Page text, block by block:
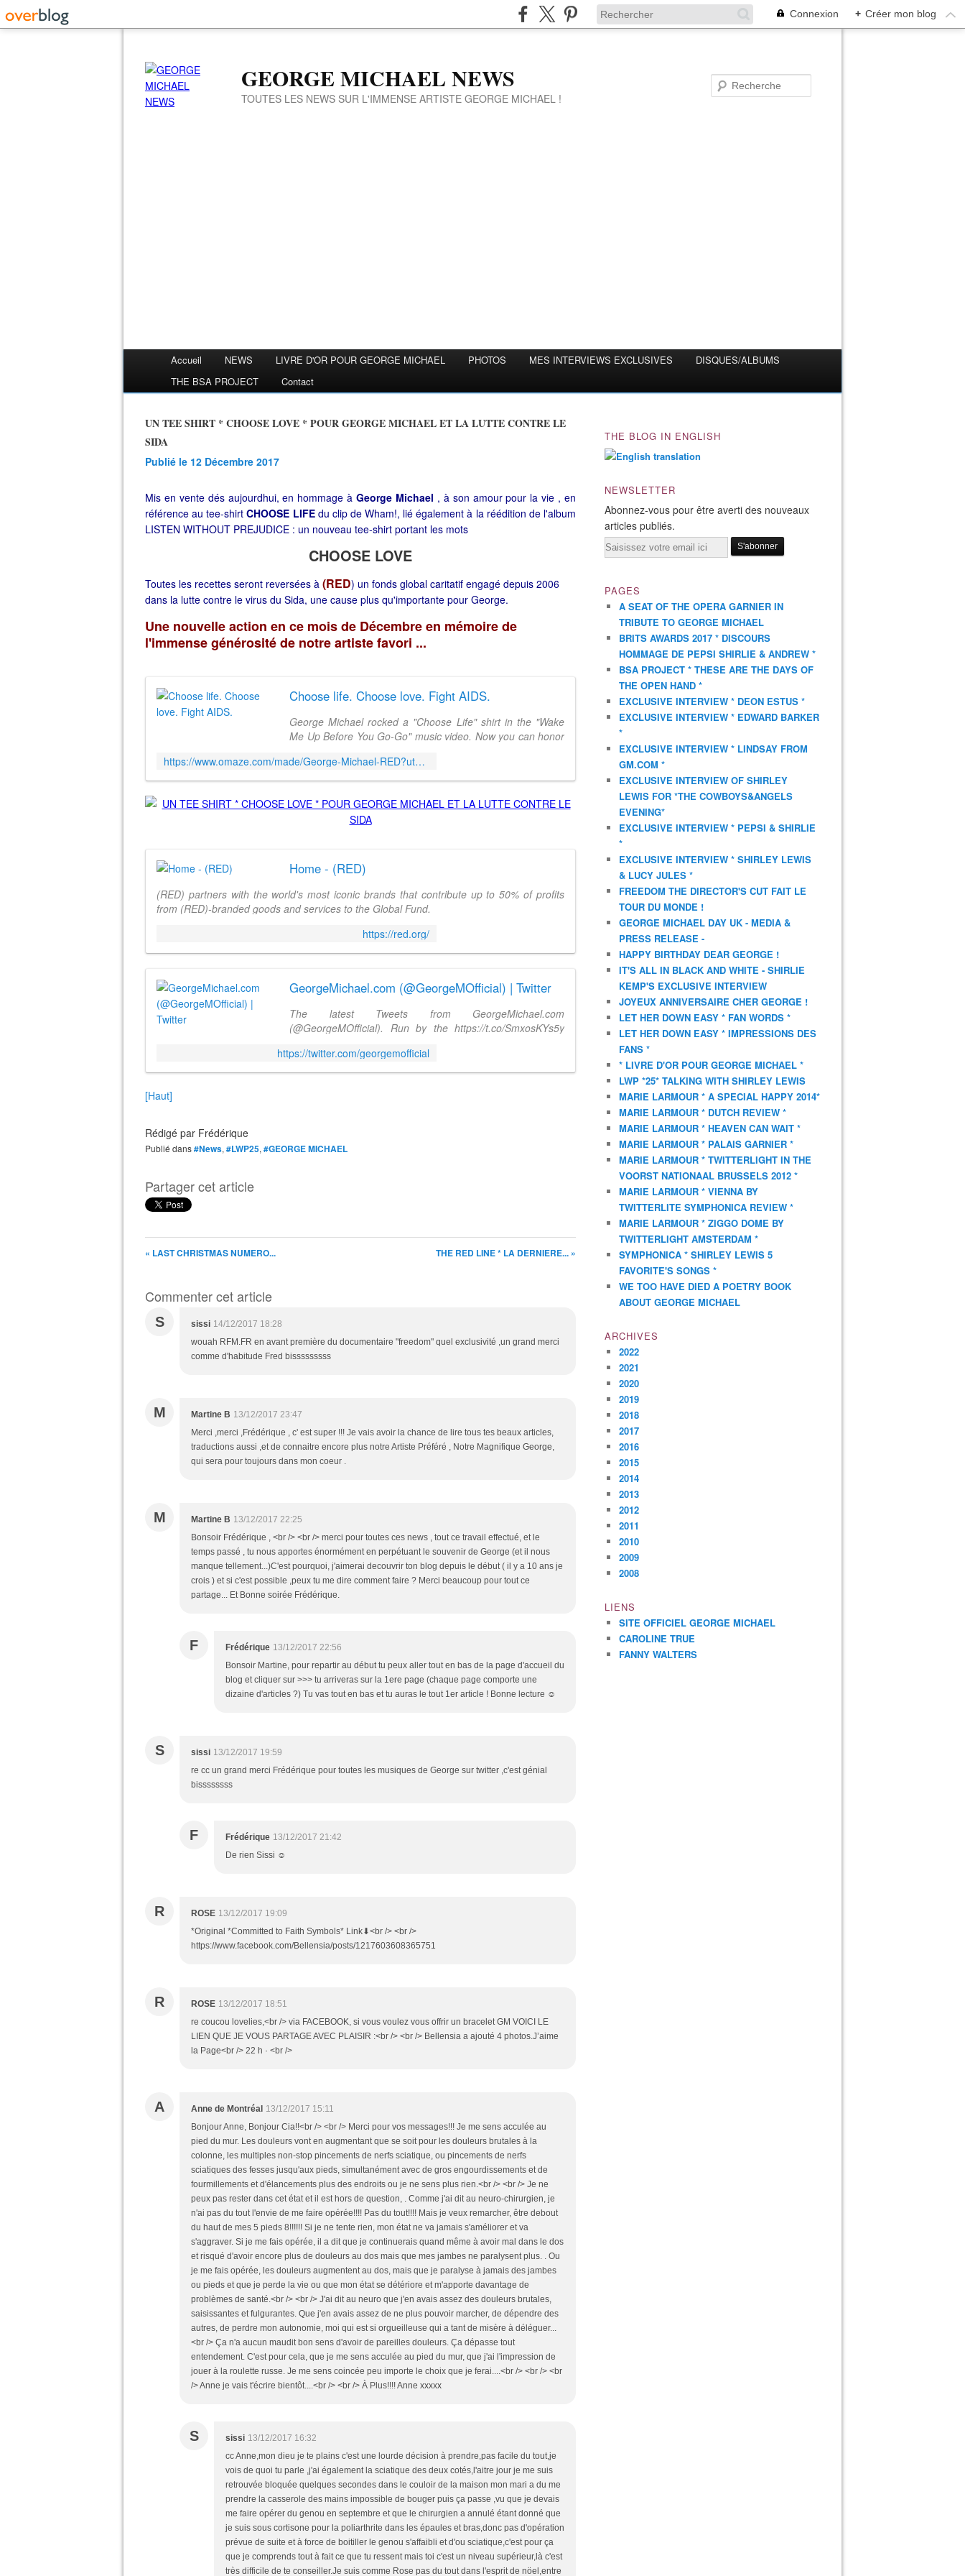
Connexion + Créer mon blog
GEORGE MICHAEL NEWS
TOUTES LES NEWS SUR L'IMMENSE ARTISTE GEORGE MICHAEL !
Accueil NEWS LIVRE D'OR POUR GEORGE MICHAEL PHOTOS MES INTERVIEWS EXCLUSIVES
DISQUES/ALBUMS
THE BSA PROJECT
Contact
UN TEE SHIRT * CHOOSE LOVE * POUR GEORGE MICHAEL ET LA LUTTE CONTRE LE
SIDA
Publié le 12 Décembre 2017
Mis en vente dés aujourdhui, en hommage àGeorge Michael , à son amour pour la vie , en
référence au tee-shirtCHOOSE LIFE du clip de Wham!, lié également à la réédition de l'album
LISTEN WITHOUT PREJUDICE : un nouveau tee-shirt portant les mots
CHOOSE LOVE
Toutes les recettes seront reversées à (RED) un fonds global caritatif engagé depuis 2006
dans la lutte contre le virus du Sida, une cause plus qu'importante pour George.
Une nouvelle action en ce mois de Décembre en mémoire de
l'immense générosité de notre artiste favori ...
Choose life. Choose love. Fight AIDS.
George Michael rocked a "Choose Life" shirt in the "Wake
Me Up Before You Go-Go" music video. Now you can honor
while supporting (RED)'s fight
https://www.omaze.com/made/George-Michael-RED?utm_source=twitter.com&utm_medium=social&utm_content=GeorgeMichael&utm_campaign=made.george-michael-red&utm_term=LaunchPhoto&oa_h=jb72uo
Home - (RED)
(RED) partners with the world's most iconic brands that contribute up to 50% of profits
from (RED)-branded goods and services to the Global Fund.
https://red.org/
GeorgeMichael.com (@GeorgeMOfficial) | Twitter
The latest Tweets from GeorgeMichael.com
(@GeorgeMOfficial). Run by the https://t.co/SmxosKYs5y
https://twitter.com/georgemofficial
[Haut]
Rédigé par Frédérique
Publié dans#News, #LWP25, #GEORGE MICHAEL
Partager cet article
« LAST CHRISTMAS NUMERO... THE RED LINE * LA DERNIERE... »
Commenter cet article
S sissi 14/12/2017 18:28
wouah RFM.FR en avant première du documentaire "freedom" quel exclusivité ,un grand merci
comme d'habitude Fred bisssssssss
M Martine B 13/12/2017 23:47
Merci ,merci ,Frédérique , c' est super !!! Je vais avoir la chance de lire tous tes beaux articles,
traductions aussi ,et de connaitre encore plus notre Artiste Préféré , Notre Magnifique George,
qui sera pour toujours dans mon coeur .
M Martine B 13/12/2017 22:25
Bonsoir Frédérique , <br /> <br /> merci pour toutes ces news , tout ce travail effectué, et le
temps passé , tu nous apportes énormément en perpétuant le souvenir de George (et il nous
manque tellement...)C'est pourquoi, j'aimerai decouvrir ton blog depuis le début ( il y a 10 ans je
crois ) et si c'est possible ,peux tu me dire comment faire ? Merci beaucoup pour tout ce
partage... Et Bonne soirée Frédérique.
F Frédérique 13/12/2017 22:56
Bonsoir Martine, pour repartir au début tu peux aller tout en bas de la page d'accueil du
blog et cliquer sur >>> tu arriveras sur la 1ere page (chaque page comporte une
dizaine d'articles ?) Tu vas tout en bas et tu auras le tout 1er article ! Bonne lecture ☺
S sissi 13/12/2017 19:59
re cc un grand merci Frédérique pour toutes les musiques de George sur twitter ,c'est génial
bissssssss
F Frédérique 13/12/2017 21:42
De rien Sissi ☺
R ROSE 13/12/2017 19:09
*Original *Committed to Faith Symbols* Link⬇<br /> <br />
https://www.facebook.com/Bellensia/posts/1217603608365751
R ROSE 13/12/2017 18:51
re coucou lovelies,<br /> via FACEBOOK, si vous voulez vous offrir un bracelet GM VOICI LE
LIEN QUE JE VOUS PARTAGE AVEC PLAISIR :<br /> <br /> Bellensia a ajouté 4 photos.J’aime
la Page<br /> 22 h · <br />
A Anne de Montréal 13/12/2017 15:11
Bonjour Anne, Bonjour Cia!!<br /> <br /> Merci pour vos messages!!! Je me sens acculée au
pied du mur. Les douleurs vont en augmentant que se soit pour les douleurs brutales à la
colonne, les multiples non-stop pincements de nerfs sciatique, ou pincements de nerfs
sciatiques des fesses jusqu'aux pieds, simultanément avec de gros engourdissements et de
fourmillements et d'élancements plus des endroits ou je ne sens plus rien.<br /> <br /> Je ne
peux pas rester dans cet état et il est hors de question, . Comme j'ai dit au neuro-chirurgien, je
n'ai pas du tout l'envie de me faire opérée!!!! Pas du tout!!!! Mais je veux remarcher, être debout
du haut de mes 5 pieds 8!!!!!! Si je ne tente rien, mon état ne va jamais s'améliorer et va
s'aggraver. Si je me fais opérée, il a dit que je continuerais quand même à avoir mal dans le dos
et risqué d'avoir encore plus de douleurs au dos mais que mes jambes ne paralysent plus. . Ou
je me fais opérée, les douleurs augmentent au dos, mais que je paralyse à jamais des jambes
ou pieds et que je perde la vie ou que mon état se détériore et m'apporte davantage de
problèmes de santé.<br /> <br /> J'ai dit au neuro que j'en avais assez des douleurs brutales,
saisissantes et fulgurantes. Que j'en avais assez de ne plus pouvoir marcher, de dépendre des
autres, de perdre mon autonomie, moi qui est si orgueilleuse qui a tant de misère à déléguer...
<br /> Ça n'a aucun maudit bon sens d'avoir de pareilles douleurs. Ça dépasse tout
entendement. C'est pour cela, que je me sens acculée au pied du mur, que j'ai l'impression de
jouer à la roulette russe. Je me sens coincée peu importe le choix que je ferai....<br /> <br /> <br
/> Anne je vais t'écrire bientôt....<br /> <br /> À Plus!!!! Anne xxxxx
S sissi 13/12/2017 16:32
cc Anne,mon dieu je te plains c'est une lourde décision à prendre,pas facile du tout,je
vois de quoi tu parle ,j'ai également la sciatique des deux cotés,l'aitre jour je me suis
retrouvée bloquée quelques secondes dans le couloir de la maison mon mari a du me
prendre la casserole des mains impossible de bouger puis ça passe ,vu que je devais
me faire opérer du genou en septembre et que le chirurgien a annulé étant donné que
je suis sous cortisone pour la poliarthrite dans les épaules et bras,donc pas d'opération
prévue de suite et à force de boitiller le genou s'affaibli et d'ou sciatique,c'est pour ça
que je comprends tout à fait ce que tu ressent mais toi c'est un niveau supérieur,là c'est
très difficile de te conseiller.Je suis comme Rose pas du tout dans l'esprit de nöel,entre
THE BLOG IN ENGLISH
NEWSLETTER
Abonnez-vous pour être averti des nouveaux
articles publiés.
Email
PAGES
A SEAT OF THE OPERA GARNIER IN
TRIBUTE TO GEORGE MICHAEL
BRITS AWARDS 2017 * DISCOURS
HOMMAGE DE PEPSI SHIRLIE & ANDREW *
BSA PROJECT * THESE ARE THE DAYS OF
THE OPEN HAND *
EXCLUSIVE INTERVIEW * DEON ESTUS *
EXCLUSIVE INTERVIEW * EDWARD BARKER
*
EXCLUSIVE INTERVIEW * LINDSAY FROM
GM.COM *
EXCLUSIVE INTERVIEW OF SHIRLEY
LEWIS FOR *THE COWBOYS&ANGELS
EVENING*
EXCLUSIVE INTERVIEW * PEPSI & SHIRLIE
*
EXCLUSIVE INTERVIEW * SHIRLEY LEWIS
& LUCY JULES *
FREEDOM THE DIRECTOR'S CUT FAIT LE
TOUR DU MONDE !
GEORGE MICHAEL DAY UK - MEDIA &
PRESS RELEASE -
HAPPY BIRTHDAY DEAR GEORGE !
IT'S ALL IN BLACK AND WHITE - SHIRLIE
KEMP'S EXCLUSIVE INTERVIEW
JOYEUX ANNIVERSAIRE CHER GEORGE !
LET HER DOWN EASY * FAN WORDS *
LET HER DOWN EASY * IMPRESSIONS DES
FANS *
* LIVRE D'OR POUR GEORGE MICHAEL *
LWP *25* TALKING WITH SHIRLEY LEWIS
MARIE LARMOUR * A SPECIAL HAPPY 2014*
MARIE LARMOUR * DUTCH REVIEW *
MARIE LARMOUR * HEAVEN CAN WAIT *
MARIE LARMOUR * PALAIS GARNIER *
MARIE LARMOUR * TWITTERLIGHT IN THE
VOORST NATIONAAL BRUSSELS 2012 *
MARIE LARMOUR * VIENNA BY
TWITTERLITE SYMPHONICA REVIEW *
MARIE LARMOUR * ZIGGO DOME BY
TWITTERLIGHT AMSTERDAM *
SYMPHONICA * SHIRLEY LEWIS 5
FAVORITE'S SONGS *
WE TOO HAVE DIED A POETRY BOOK
ABOUT GEORGE MICHAEL
ARCHIVES
2022
2021
2020
2019
2018
2017
2016
2015
2014
2013
2012
2011
2010
2009
2008
LIENS
SITE OFFICIEL GEORGE MICHAEL
CAROLINE TRUE
FANNY WALTERS